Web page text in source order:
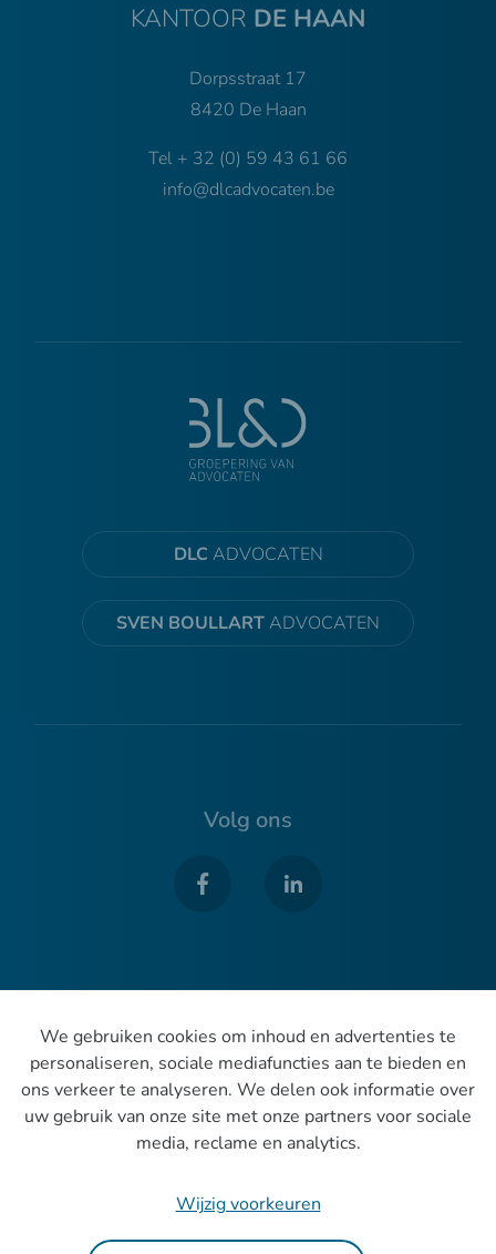
We gebruiken cookies om inhoud en advertenties te
personaliseren, sociale mediafuncties aan te bieden en
ons verkeer te analyseren. We delen ook informatie over
uw gebruik van onze site met onze partners voor sociale
media, reclame en analytics.
Wijzig voorkeuren
KANTOOR DE HAAN
Dorpsstraat 17
8420 De Haan
Tel + 32 (0) 59 43 61 66
info@dlcadvocaten.be
DLC ADVOCATEN
SVEN BOULLARTADVOCATEN
DLC Advocaten
Privacy
Cookievoorkeuren wijzigen
Volg ons